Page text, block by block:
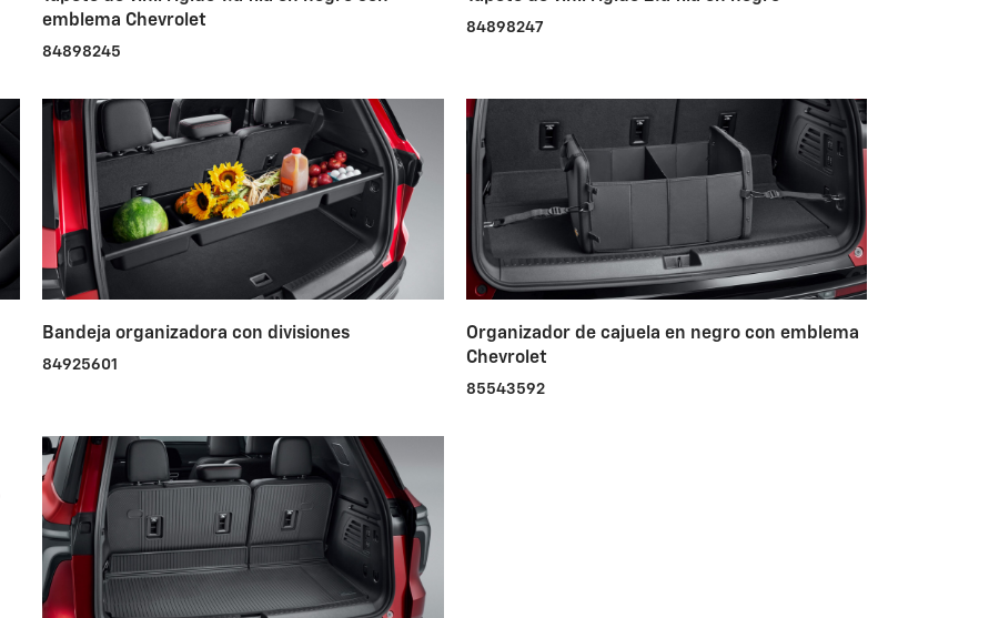
emblema Chevrolet
84898245
84898247
Bandeja organizadora con divisiones
84925601
Organizador de cajuela en negro con emblema
Chevrolet
85543592